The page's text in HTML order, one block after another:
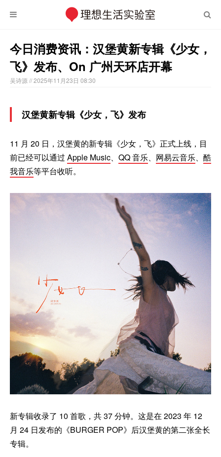
今日消费资讯：汉堡黄新专辑《少女，
飞》发布、On 广州天环店开幕
吴诗源 // 2025年11月23日 08:30
汉堡黄新专辑《少女，飞》发布
11 月 20 日，汉堡黄的新专辑《少女，飞》正式上线，目
前已经可以通过 Apple Music、 QQ 音乐、 网易云音乐、 酷
我音乐等平台收听。
新专辑收录了 10 首歌，共 37 分钟。这是在 2023 年 12
月 24 日发布的《BURGER POP》后汉堡黄的第二张全长
专辑。